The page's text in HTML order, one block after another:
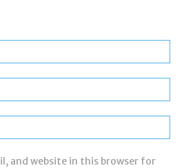
and website in this browser for